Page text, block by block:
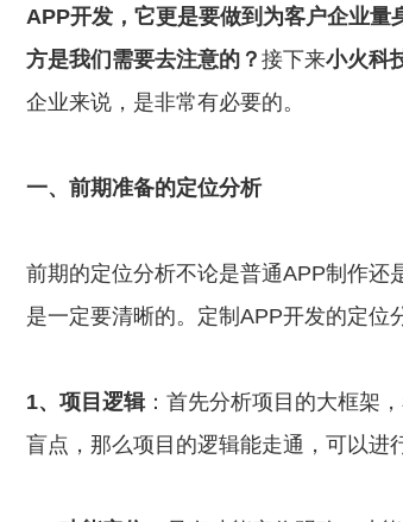
APP开发，它更是要做到为客户企业量
方是我们需要去注意的？ 接下来小火科
企业来说，是非常有必要的。
一、前期准备的定位分析
前期的定位分析不论是普通APP制作还
是一定要清晰的。定制APP开发的定位
1、项目逻辑：首先分析项目的大框架
盲点，那么项目的逻辑能走通，可以进